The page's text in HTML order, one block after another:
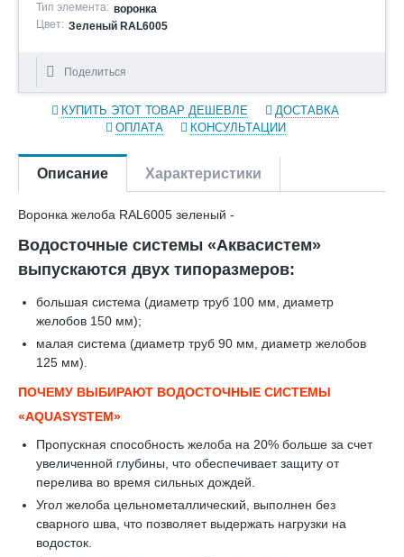
Тип элемента: воронка
Цвет: Зеленый RAL6005
Поделиться
КУПИТЬ ЭТОТ ТОВАР ДЕШЕВЛЕ
ДОСТАВКА
ОПЛАТА
КОНСУЛЬТАЦИИ
Описание Характеристики
Воронка желоба RAL6005 зеленый -
Водосточные системы «Аквасистем»
выпускаются двух типоразмеров:
большая система (диаметр труб 100 мм, диаметр
желобов 150 мм);
малая система (диаметр труб 90 мм, диаметр желобов
125 мм).
ПОЧЕМУ ВЫБИРАЮТ ВОДОСТОЧНЫЕ СИСТЕМЫ
«AQUASYSTEM»
Пропускная способность желоба на 20% больше за счет
увеличенной глубины, что обеспечивает защиту от
перелива во время сильных дождей.
Угол желоба цельнометаллический, выполнен без
сварного шва, что позволяет выдержать нагрузки на
водосток.